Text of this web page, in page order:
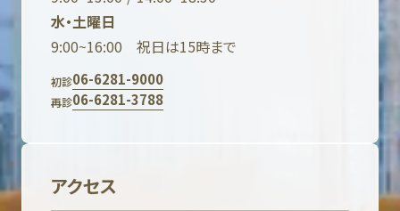
水・土曜日
9:00~16:00 祝日は15時まで
初診06-6281-9000
再診06-6281-3788
アクセス